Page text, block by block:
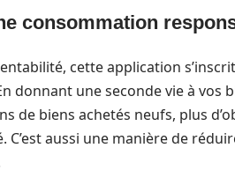
consommation
cette application
donnant une seconde vie à vos
de biens achetés neufs, plus
C’est aussi une manière de